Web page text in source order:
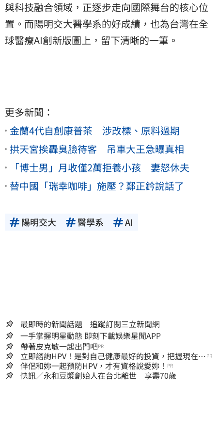
與科技融合領域，正逐步走向國際舞台的核心位
置。而陽明交大醫學系的好成績，也為台灣在全
球醫療AI創新版圖上，留下清晰的一筆。
更多新聞：
金蘭4代自創康普茶 涉改標、原料過期
拱天宮挨轟臭臉待客 吊車大王急曝真相
「博士男」月收僅2萬拒養小孩 妻怒休夫
替中國「瑞幸咖啡」施壓？鄭正鈐說話了
陽明交大 醫學系 AI
最即時的新聞話題 追蹤訂閱三立新聞網
一手掌握明星動態 即刻下載娛樂星聞APP
帶著皮克敏一起出門吧PR
立即諮詢HPV！是對自己健康最好的投資，把握現在不
嫌晚！
PR
伴侶和妳一起預防HPV，才有資格說愛妳！ PR
快訊／永和豆漿創始人在台北離世 享壽70歲